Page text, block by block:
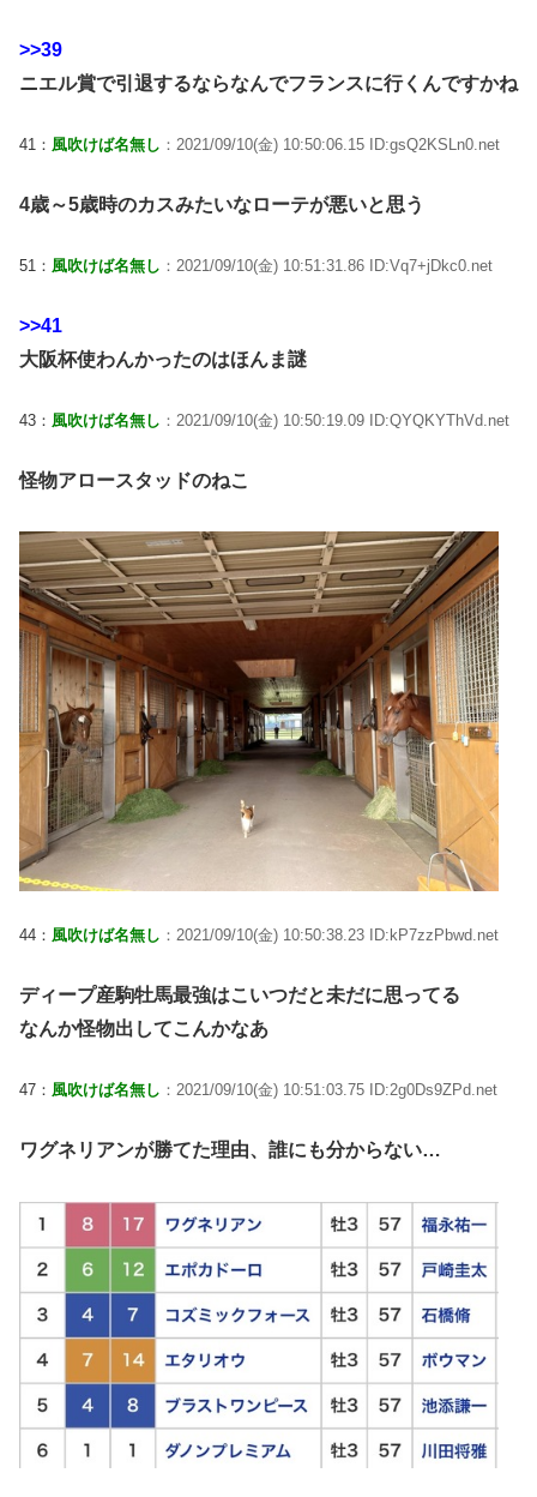
>>39
ニエル賞で引退するならなんでフランスに行くんですかね
41： 風吹けば名無し ：2021/09/10(金) 10:50:06.15 ID:gsQ2KSLn0.net
4歳～5歳時のカスみたいなローテが悪いと思う
51： 風吹けば名無し ：2021/09/10(金) 10:51:31.86 ID:Vq7+jDkc0.net
>>41
大阪杯使わんかったのはほんま謎
43： 風吹けば名無し ：2021/09/10(金) 10:50:19.09 ID:QYQKYThVd.net
怪物アロースタッドのねこ
44： 風吹けば名無し ：2021/09/10(金) 10:50:38.23 ID:kP7zzPbwd.net
ディープ産駒牡馬最強はこいつだと未だに思ってる
なんか怪物出してこんかなあ
47： 風吹けば名無し ：2021/09/10(金) 10:51:03.75 ID:2g0Ds9ZPd.net
ワグネリアンが勝てた理由、誰にも分からない…